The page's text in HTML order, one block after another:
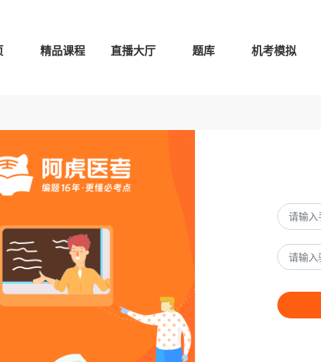
精品课程 直播大厅 题库 机考模拟